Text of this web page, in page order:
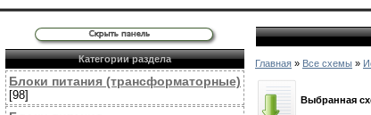
Категории раздела
Блоки питания (трансформаторные)
[98]
Главная » Все схемы »
Выбранная